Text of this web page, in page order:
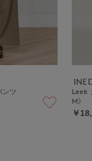
ンツ
Leek
M》
￥